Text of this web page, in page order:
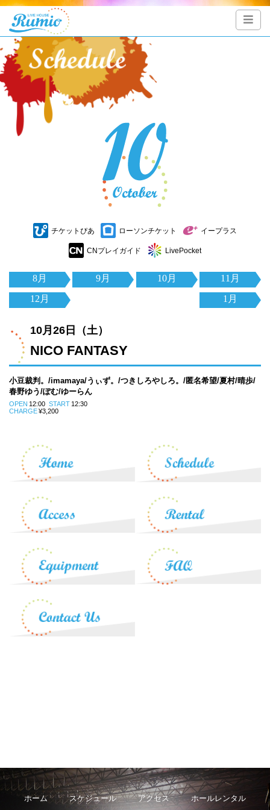
チケットぴあ ローソンチケット イープラス
CNプレイガイド LivePocket
8月 9月 10月
11月
12月
1月
10月26日（土）
NICO FANTASY
小豆裁判。/imamaya/うぃず。/つきしろやしろ。/匿名希望/夏村/晴歩/
春野ゆう/ぽむ/ゆーらん
OPEN 12:00 START 12:30
CHARGE¥3,200
ホーム スケジュール アクセス ホールレンタル